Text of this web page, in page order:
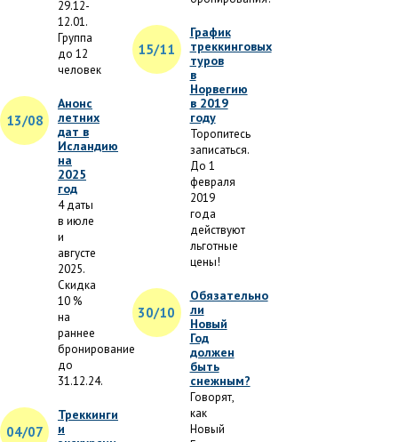
29.12-
12.01.
Группа
до 12
человек
13/08
Анонс
летних
дат в
Исландию
на
2025
год
4 даты
в июле
и
августе
2025.
Скидка
10 %
на
раннее
бронирование
до
31.12.24.
04/07
Треккинги
и
15/11
График
треккинговых
туров
в
Норвегию
в 2019
году
Торопитесь
записаться.
До 1
февраля
2019
года
действуют
льготные
цены!
30/10
Обязательно
ли
Новый
Год
должен
быть
снежным?
Говорят,
как
Новый